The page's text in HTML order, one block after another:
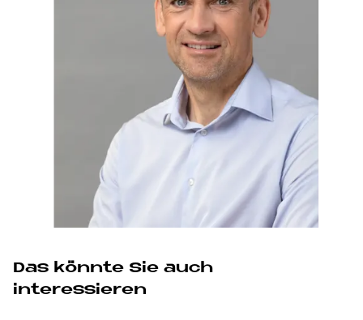
Das könnte Sie auch
interessieren